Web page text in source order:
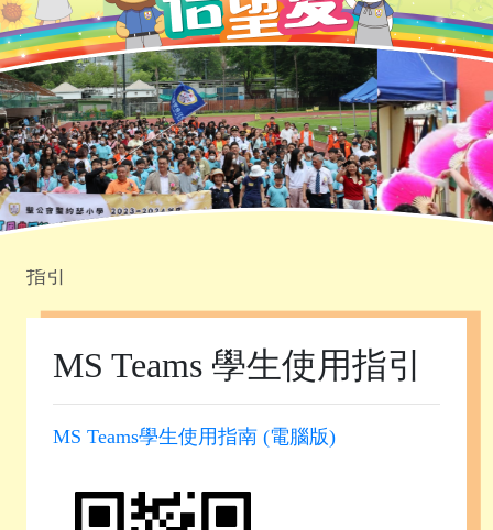
指引
MS Teams 學生使用指引
MS Teams學生使用指南 (電腦版)